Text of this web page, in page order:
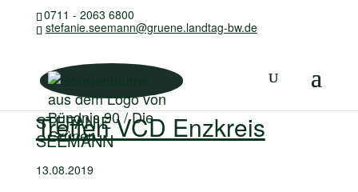
0711 - 2063 6800
stefanie.seemann@gruene.landtag-bw.de
STEFANIE
SEEMANN
Treffen VCD Enzkreis
13.08.2019